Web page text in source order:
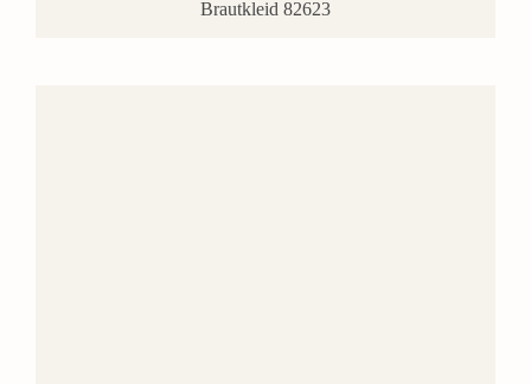
Brautkleid 82623